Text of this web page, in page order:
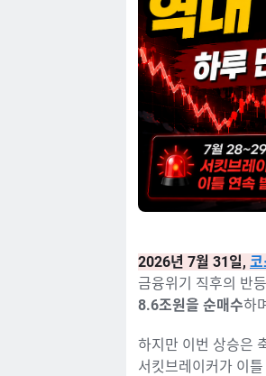
2026년 7월 31일, 코
금융위기 직후의 반
8.6조원을 순매수하
하지만 이번 상승은
서킷브레이커가 이